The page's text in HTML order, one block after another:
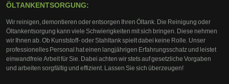
ÖLTANKENTSORGUNG:
Wir reinigen, demontieren oder entsorgen Ihren Öltank. Die Reinigung oder
Öltankentsorgung kann viele Schwierigkeiten mit sich bringen. Diese nehmen
wir Ihnen ab. Ob Kunststoff- oder Stahltank spielt dabei keine Rolle. Unser
professionelles Personal hat einen langjährigen Erfahrungsschatz und leistet
einwandfreie Arbeit für Sie. Dabei achten wir stets auf gesetzliche Vorgaben
und arbeiten sorgfältig und effizient. Lassen Sie sich überzeugen!